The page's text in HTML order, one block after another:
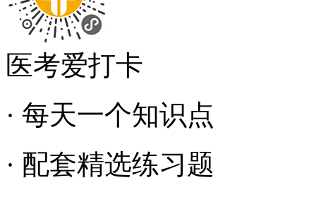
医考爱打卡
· 每天一个知识点
· 配套精选练习题